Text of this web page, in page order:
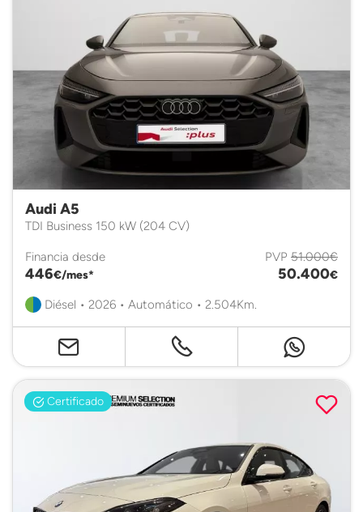
Audi A5
TDI Business 150 kW (204 CV)
Financia desde
446€/mes*
PVP 51.000€
50.400€
Diésel • 2026 • Automático • 2.504Km.
Certificado